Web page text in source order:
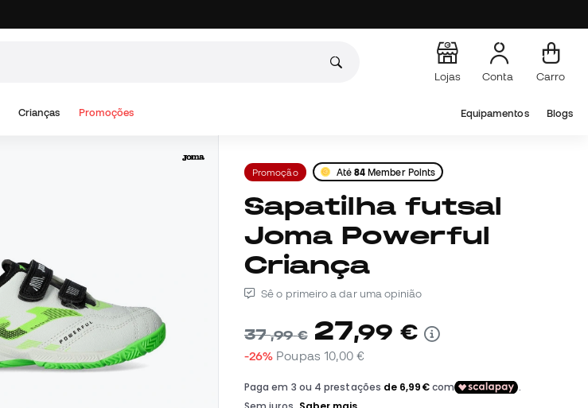
Lojas Conta Carro
Crianças Promoções Equipamentos Blogs
Promoção Até 84 Member Points
Sapatilha futsal
Joma Powerful
Criança
Sê o primeiro a dar uma opinião
37,99 € 27,99 €
-26% Poupas 10,00 €